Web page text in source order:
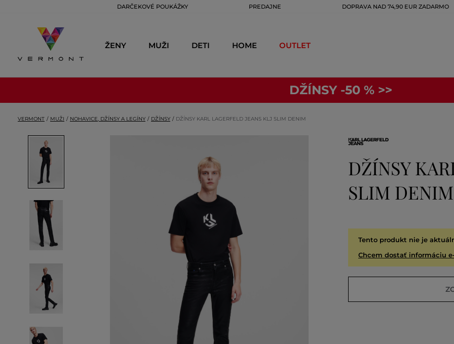
DARČEKOVÉ POUKÁŽKY PREDAJNE DOPRAVA NAD 74,90 EUR ZADARMO
ŽENY MUŽI DETI HOME OUTLET
DŽÍNSY -50 % >>
VERMONT MUŽI NOHAVICE, DŽÍNSY A LEGÍNY DŽÍNSY DŽÍNSY KARL LAGERFELD JEANS KLJ SLIM DENIM
DŽÍNSY
SLIM
Tento produkt nie je
Chcem dostať informáciu